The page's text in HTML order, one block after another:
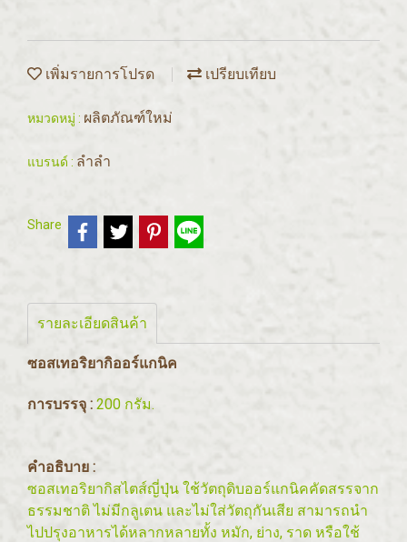
เพิ่มรายการโปรด เปรียบเทียบ
หมวดหมู่ : ผลิตภัณฑ์ใหม่
แบรนด์ : ลำลำ
Share
รายละเอียดสินค้า
ซอสเทอริยากิออร์แกนิค
การบรรจุ : 200 กรัม.
คำอธิบาย :
ซอสเทอริยากิสไตส์ญี่ปุ่น ใช้วัตถุดิบออร์แกนิคคัดสรรจาก
ธรรมชาติ ไม่มีกลูเตน และไม่ใส่วัตถุกันเสีย สามารถนำ
ไปปรุงอาหารได้หลากหลายทั้ง หมัก, ย่าง, ราด หรือใช้